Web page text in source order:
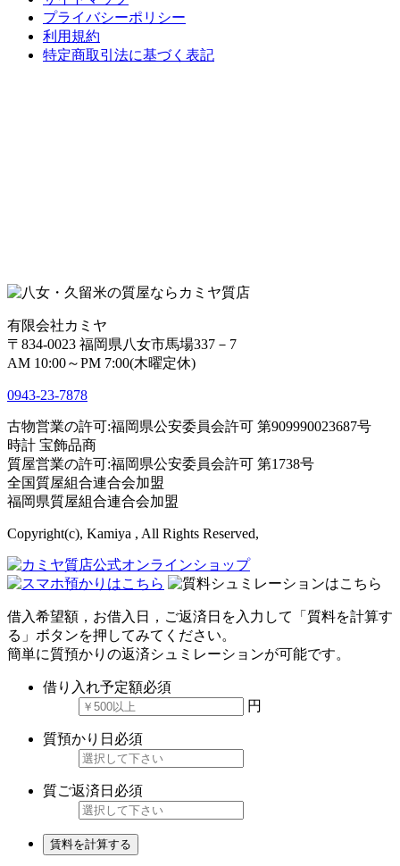
プライバシーポリシー
利用規約
特定商取引法に基づく表記
有限会社カミヤ
〒834-0023 福岡県八女市馬場337－7
AM 10:00～PM 7:00(木曜定休)
0943-23-7878
古物営業の許可:福岡県公安委員会許可 第909990023687号
時計 宝飾品商
質屋営業の許可:福岡県公安委員会許可 第1738号
全国質屋組合連合会加盟
福岡県質屋組合連合会加盟
Copyright(c), Kamiya , All Rights Reserved,
借入希望額，お借入日，ご返済日を入力して「質料を計算す
る」ボタンを押してみてください。
簡単に質預かりの返済シュミレーションが可能です。
借り入れ予定額必須
円
質預かり日 必須
質ご返済日 必須
賃料を計算する